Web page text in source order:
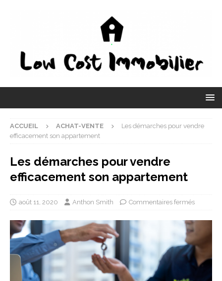
ACCUEIL ACHAT-VENTE
Les démarches pour vendre
efficacement son appartement
Les démarches pour vendre
efficacement son appartement
août 11, 2020 Anthon Smith Commentaires fermés